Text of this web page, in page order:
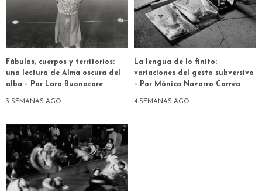
Fábulas, cuerpos y territorios:
una lectura de Alma oscura del
alba – Por Lara Buonocore
3 SEMANAS AGO
La lengua de lo finito:
variaciones del gesto subversivo
– Por Mónica Navarro Correa
4 SEMANAS AGO